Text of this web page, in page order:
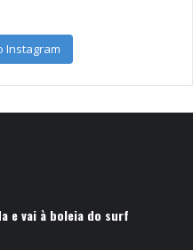
Instagram
e vai à boleia do surf